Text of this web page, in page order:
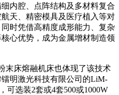
内腔、点阵结构及多材料复合
天、精密模具及医疗植入等对
时凭借高精度成形能力、复杂
心优势，成为金属增材制造领
床熔融机床也体现了该技术
明激光科技有限公司的LiM-
可选装2套或4套500或1000W